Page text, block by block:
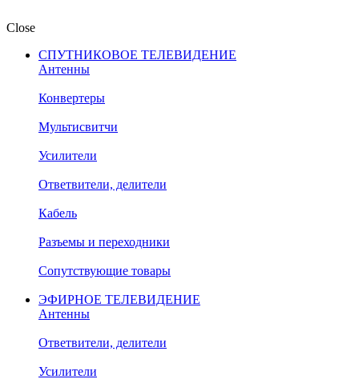
Close
СПУТНИКОВОЕ ТЕЛЕВИДЕНИЕ
Антенны
Конвертеры
Мультисвитчи
Усилители
Ответвители, делители
Кабель
Разъемы и переходники
Сопутствующие товары
ЭФИРНОЕ ТЕЛЕВИДЕНИЕ
Антенны
Ответвители, делители
Усилители